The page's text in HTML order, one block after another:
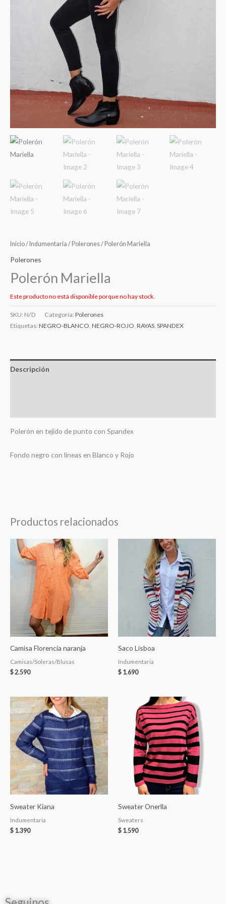
Inicio/ Indumentaria / Polerones/ Polerón Mariella
Polerones
Polerón Mariella
Este producto no está disponible porque no hay stock.
SKU: N/D Categoría: Polerones
Etiquetas: NEGRO-BLANCO, NEGRO-ROJO, RAYAS, SPANDEX
Descripción
Polerón en tejido de punto con Spandex
Fondo negro con lineas en Blanco y Rojo
Productos relacionados
Camisa Florencia naranja
Camisas/Soleras/Blusas
$2.590
Saco Lisboa
Indumentaria
$ 1.690
Sweater Kiana
Indumentaria
$ 1.390
Sweater Onerlla
Sweaters
$ 1.590